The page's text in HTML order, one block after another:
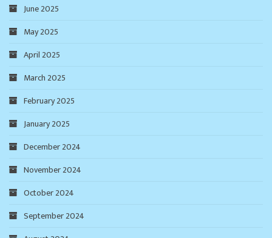
June 2025
May 2025
April 2025
March 2025
February 2025
January 2025
December 2024
November 2024
October 2024
September 2024